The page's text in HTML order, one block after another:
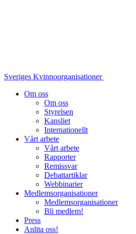
Sveriges Kvinnoorganisationer
Om oss
Om oss
Styrelsen
Kansliet
Internationellt
Vårt arbete
Vårt arbete
Rapporter
Remissvar
Debattartiklar
Webbinarier
Medlemsorganisationer
Medlemsorganisationer
Bli medlem!
Press
Anlita oss!